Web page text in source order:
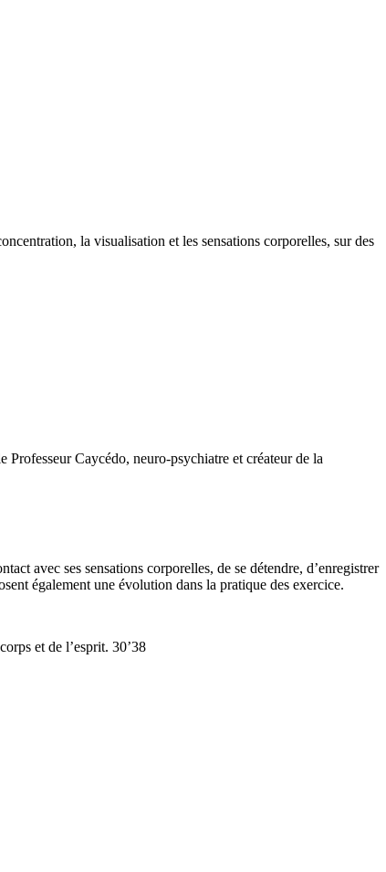
la visualisation et les sensations corporelles, sur des
Caycédo, neuro-psychiatre et créateur de la
avec ses sensations corporelles, de se détendre, d’enregistrer
également une évolution dans la pratique des exercice.
et de l’esprit. 30’38